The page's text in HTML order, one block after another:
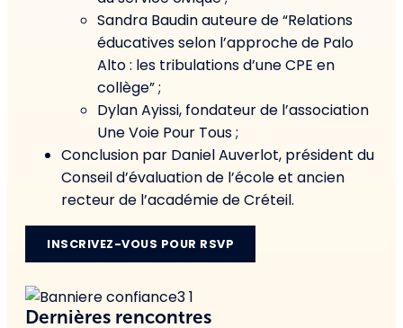
Sandra Baudin auteure de “Relations
éducatives selon l’approche de Palo
Alto : les tribulations d’une CPE en
collège” ;
Dylan Ayissi, fondateur de l’association
Une Voie Pour Tous ;
Conclusion par Daniel Auverlot, président du
Conseil d’évaluation de l’école et ancien
recteur de l’académie de Créteil.
INSCRIVEZ-VOUS POUR RSVP
Dernières rencontres